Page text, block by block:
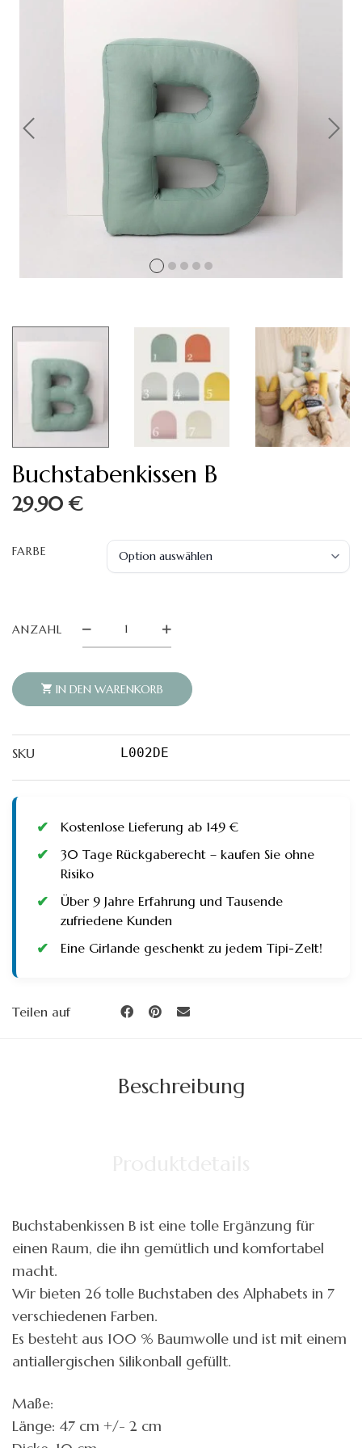
Buchstabenkissen B
29.90€
FARBE
ANZAHL
BUCHSTABENKISSEN
B
IN DEN WARENKORB
SKU L002DE
Kostenlose Lieferung ab 149 €
30 Tage Rückgaberecht – kaufen Sie ohne
Risiko
Über 9 Jahre Erfahrung und Tausende
zufriedene Kunden
Eine Girlande geschenkt zu jedem Tipi-Zelt!
Teilen auf
Beschreibung
Buchstabenkissen B ist eine tolle Ergänzung für
einen Raum, die ihn gemütlich und komfortabel
macht.
Wir bieten 26 tolle Buchstaben des Alphabets in 7
verschiedenen Farben.
Es besteht aus 100 % Baumwolle und ist mit einem
antiallergischen Silikonball gefüllt.
Maße:
Länge: 47 cm +/- 2 cm